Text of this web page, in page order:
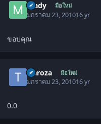
mady มือใหม่
มกราคม 23, 201016 yr
ขอบคุณ
traroza มือใหม่
มกราคม 23, 201016 yr
0.0